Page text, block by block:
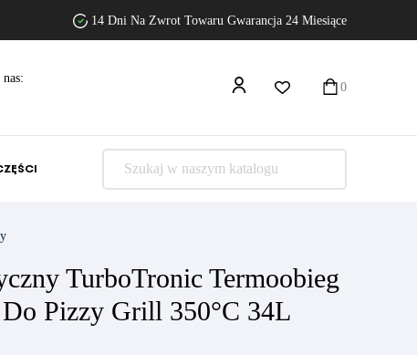
14 Dni Na Zwrot Towaru Gwarancja 24 Miesiące
0
TurboTronic Termoobieg
Pizzy Grill 350°c 34L